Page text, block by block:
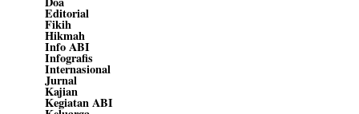
Editorial
Fikih
Hikmah
Info ABI
Infografis
Internasional
Jurnal
Kajian
Kegiatan ABI